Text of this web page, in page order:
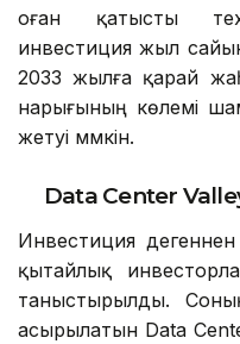
оған қатысты
инвестиция жыл
2033 жылға қарай
нарығының көлемі
жетуі мүмкін.
Data Center
Инвестиция
қытайлық
таныстырылды. Соның
асырылатын Data